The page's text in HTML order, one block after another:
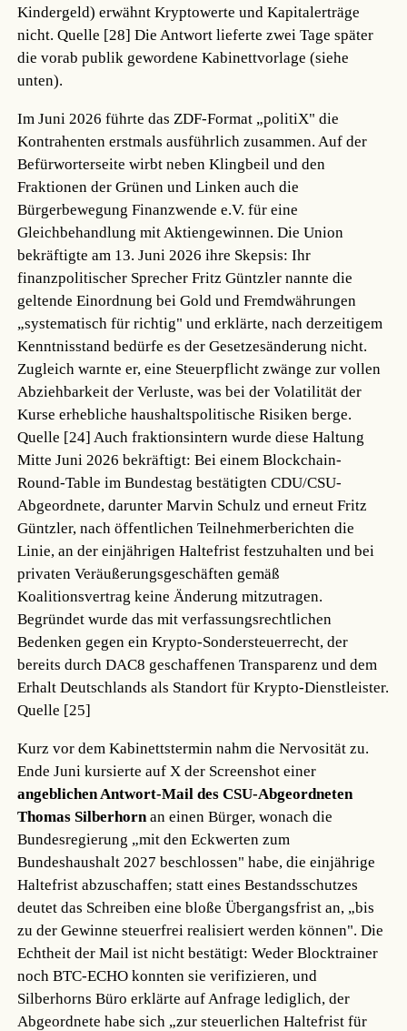
Kindergeld) erwähnt Kryptowerte und Kapitalerträge
nicht.Quelle [28] Die Antwort lieferte zwei Tage später
die vorab publik gewordene Kabinettvorlage (siehe
unten).
Im Juni 2026 führte das ZDF-Format „politiX" die
Kontrahenten erstmals ausführlich zusammen. Auf der
Befürworterseite wirbt neben Klingbeil und den
Fraktionen der Grünen und Linken auch die
Bürgerbewegung Finanzwende e.V. für eine
Gleichbehandlung mit Aktiengewinnen. Die Union
bekräftigte am 13. Juni 2026 ihre Skepsis: Ihr
finanzpolitischer Sprecher Fritz Güntzler nannte die
geltende Einordnung bei Gold und Fremdwährungen
„systematisch für richtig" und erklärte, nach derzeitigem
Kenntnisstand bedürfe es der Gesetzesänderung nicht.
Zugleich warnte er, eine Steuerpflicht zwänge zur vollen
Abziehbarkeit der Verluste, was bei der Volatilität der
Kurse erhebliche haushaltspolitische Risiken berge.
Quelle [24] Auch fraktionsintern wurde diese Haltung
Mitte Juni 2026 bekräftigt: Bei einem Blockchain-
Round-Table im Bundestag bestätigten CDU/CSU-
Abgeordnete, darunter Marvin Schulz und erneut Fritz
Güntzler, nach öffentlichen Teilnehmerberichten die
Linie, an der einjährigen Haltefrist festzuhalten und bei
privaten Veräußerungsgeschäften gemäß
Koalitionsvertrag keine Änderung mitzutragen.
Begründet wurde das mit verfassungsrechtlichen
Bedenken gegen ein Krypto-Sondersteuerrecht, der
bereits durch DAC8 geschaffenen Transparenz und dem
Erhalt Deutschlands als Standort für Krypto-Dienstleister.
Quelle [25]
Kurz vor dem Kabinettstermin nahm die Nervosität zu.
Ende Juni kursierte auf X der Screenshot einer
angeblichen Antwort-Mail des CSU-Abgeordneten
Thomas Silberhornan einen Bürger, wonach die
Bundesregierung „mit den Eckwerten zum
Bundeshaushalt 2027 beschlossen" habe, die einjährige
Haltefrist abzuschaffen; statt eines Bestandsschutzes
deutet das Schreiben eine bloße Übergangsfrist an, „bis
zu der Gewinne steuerfrei realisiert werden können". Die
Echtheit der Mail ist nicht bestätigt: Weder Blocktrainer
noch BTC-ECHO konnten sie verifizieren, und
Silberhorns Büro erklärte auf Anfrage lediglich, der
Abgeordnete habe sich „zur steuerlichen Haltefrist für